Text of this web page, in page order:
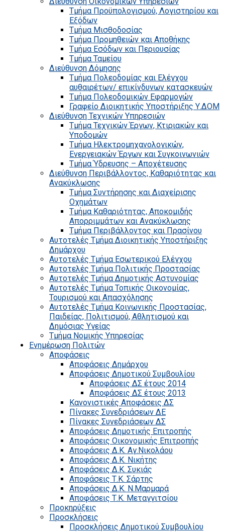
Τμήμα Προϋπολογισμού, Λογιστηρίου και
Εξόδων
Τμήμα Μισθοδοσίας
Τμήμα Προμηθειών και Αποθήκης
Τμήμα Εσόδων και Περιουσίας
Τμήμα Ταμείου
Διεύθυνση Δόμησης
Τμήμα Πολεοδομίας και Ελέγχου
αυθαιρέτων/ επικίνδυνων κατασκευών
Τμήμα Πολεοδομικών Εφαρμογών
Γραφείο Διοικητικής Υποστήριξης Υ.ΔΟΜ
Διεύθυνση Τεχνικών Υπηρεσιών
Τμήμα Τεχνικών Έργων, Κτιριακών και
Υποδομών
Τμήμα Ηλεκτρομηχανολογικών,
Ενεργειακών Έργων και Συγκοινωνιών
Τμήμα Ύδρευσης – Αποχέτευσης
Διεύθυνση Περιβάλλοντος, Καθαριότητας και
Ανακύκλωσης
Τμήμα Συντήρησης και Διαχείρισης
Οχημάτων
Τμήμα Καθαριότητας, Αποκομιδής
Απορριμμάτων και Ανακύκλωσης
Τμήμα Περιβάλλοντος και Πρασίνου
Αυτοτελές Τμήμα Διοικητικής Υποστήριξης
Δημάρχου
Αυτοτελές Τμήμα Εσωτερικού Ελέγχου
Αυτοτελές Τμήμα Πολιτικής Προστασίας
Αυτοτελές Τμήμα Δημοτικής Αστυνομίας
Αυτοτελές Τμήμα Τοπικής Οικονομίας,
Τουρισμού και Απασχόλησης
Αυτοτελές Τμήμα Κοινωνικής Προστασίας,
Παιδείας, Πολιτισμού, Αθλητισμού και
Δημόσιας Υγείας
Τμήμα Νομικής Υπηρεσίας
Ενημέρωση Πολιτών
Αποφάσεις
Αποφάσεις Δημάρχου
Αποφάσεις Δημοτικού Συμβουλίου
Αποφάσεις ΔΣ έτους 2014
Αποφάσεις ΔΣ έτους 2013
Κανονιστικές Αποφάσεις ΔΣ
Πίνακες Συνεδριάσεων ΔΕ
Πίνακες Συνεδριάσεων ΔΣ
Αποφάσεις Δημοτικής Επιτροπής
Αποφάσεις Οικονομικής Επιτροπής
Αποφάσεις Δ.Κ. Αγ.Νικολάου
Αποφάσεις Δ.Κ. Νικήτης
Αποφάσεις Δ.Κ. Συκιάς
Αποφάσεις Τ.Κ. Σάρτης
Αποφάσεις Δ.Κ. Ν.Μαρμαρά
Αποφάσεις Τ.Κ. Μεταγγιτσίου
Προκηρύξεις
Προσκλήσεις
Προσκλήσεις Δημοτικού Συμβουλίου